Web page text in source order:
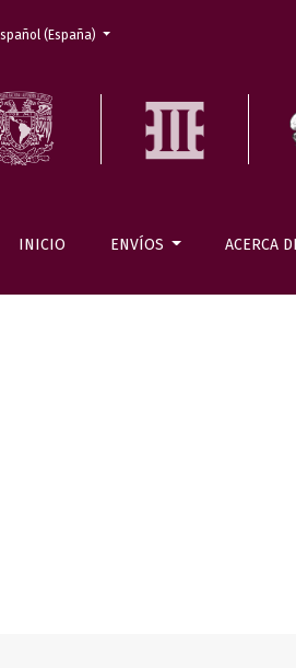
INICIO ENVÍOS ACERCA
el idioma. El actual es:
(España)